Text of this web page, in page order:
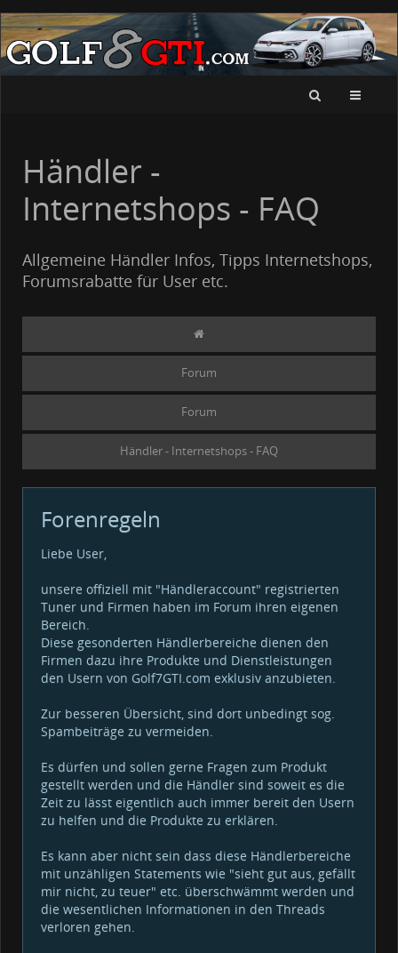
Händler -
Internetshops - FAQ
Allgemeine Händler Infos, Tipps Internetshops,
Forumsrabatte für User etc.
Forum
Forum
Händler - Internetshops - FAQ
Forenregeln
Liebe User,
unsere offiziell mit "Händleraccount" registrierten
Tuner und Firmen haben im Forum ihren eigenen
Bereich.
Diese gesonderten Händlerbereiche dienen den
Firmen dazu ihre Produkte und Dienstleistungen
den Usern von Golf7GTI.com exklusiv anzubieten.
Zur besseren Übersicht, sind dort unbedingt sog.
Spambeiträge zu vermeiden.
Es dürfen und sollen gerne Fragen zum Produkt
gestellt werden und die Händler sind soweit es die
Zeit zu lässt eigentlich auch immer bereit den Usern
zu helfen und die Produkte zu erklären.
Es kann aber nicht sein dass diese Händlerbereiche
mit unzähligen Statements wie "sieht gut aus, gefällt
mir nicht, zu teuer" etc. überschwämmt werden und
die wesentlichen Informationen in den Threads
verloren gehen.